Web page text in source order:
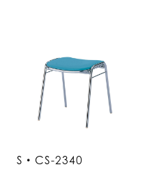
S・CS-2340